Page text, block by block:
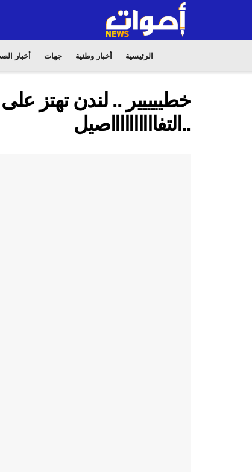
الرئيسية أخبار وطنية جهات أخبار
خطييييير .. لندن تهتز
..التفااااااااااصيل